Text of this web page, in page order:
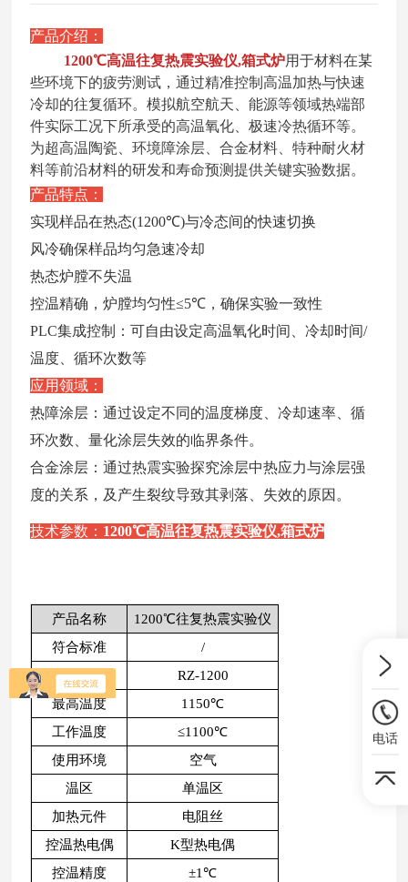
产品介绍：
1200℃高温往复热震实验仪,箱式炉用于材料在某
些环境下的疲劳测试，通过精准控制高温加热与快速
冷却的往复循环。模拟航空航天、能源等领域热端部
件实际工况下所承受的高温氧化、极速冷热循环等。
为超高温陶瓷、环境障涂层、合金材料、特种耐火材
料等前沿材料的研发和寿命预测提供关键实验数据。
产品特点：
实现样品在热态(1200℃)与冷态间的快速切换
风冷确保样品均匀急速冷却
热态炉膛不失温
控温精确，炉膛均匀性≤5℃ ，确保实验一致性
PLC集成控制：可自由设定高温氧化时间、冷却时间/
温度、循环次数等
应用领域：
热障涂层：通过设定不同的温度梯度、冷却速率、循
环次数、量化涂层失效的临界条件。
合金涂层 ：通过热震实验探究涂层中热应力与涂层强
度的关系，及产生裂纹导致其剥落、失效的原因。
技术参数： 1200℃高温往复热震实验仪,箱式炉
产品名称
1200℃往复热震实验仪
符合标准
/
产品型号
RZ-1200
最高温度
1150℃
工作温度
≤1100℃
使用环境
空气
温区
单温区
加热元件
电阻丝
控温热电偶
K型热电偶
控温精度
±1℃
电话